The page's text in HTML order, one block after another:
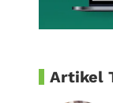
Artikel